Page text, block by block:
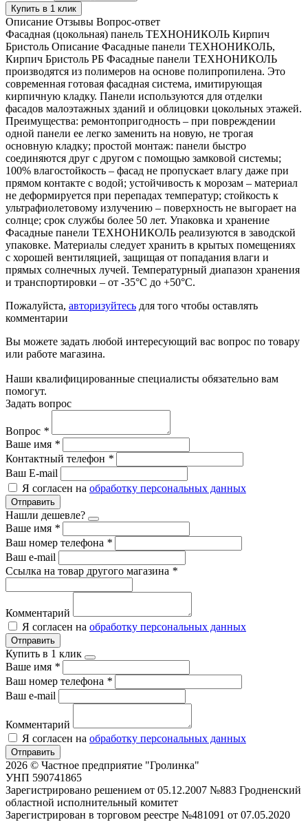
Купить в 1 клик
Описание Отзывы Вопрос-ответ
Фасадная (цокольная) панель ТЕХНОНИКОЛЬ Кирпич
Бристоль Описание Фасадные панели ТЕХНОНИКОЛЬ,
Кирпич Бристоль РБ Фасадные панели ТЕХНОНИКОЛЬ
производятся из полимеров на основе полипропилена. Это
современная готовая фасадная система, имитирующая
кирпичную кладку. Панели используются для отделки
фасадов малоэтажных зданий и облицовки цокольных этажей.
Преимущества: ремонтопригодность – при повреждении
одной панели ее легко заменить на новую, не трогая
основную кладку; простой монтаж: панели быстро
соединяются друг с другом с помощью замковой системы;
100% влагостойкость – фасад не пропускает влагу даже при
прямом контакте с водой; устойчивость к морозам – материал
не деформируется при перепадах температур; стойкость к
ультрафиолетовому излучению – поверхность не выгорает на
солнце; срок службы более 50 лет. Упаковка и хранение
Фасадные панели ТЕХНОНИКОЛЬ реализуются в заводской
упаковке. Материалы следует хранить в крытых помещениях
с хорошей вентиляцией, защищая от попадания влаги и
прямых солнечных лучей. Температурный диапазон хранения
и транспортировки – от -35°С до +50°С.
Пожалуйста, авторизуйтесь для того чтобы оставлять
комментарии
Вы можете задать любой интересующий вас вопрос по товару
или работе магазина.
Наши квалифицированные специалисты обязательно вам
помогут.
Задать вопрос
Вопрос *
Ваше имя *
Контактный телефон *
Ваш E-mail
Я согласен на обработку персональных данных
Отправить
Нашли дешевле?
Ваше имя *
Ваш номер телефона *
Ваш e-mail
Ссылка на товар другого магазина *
Комментарий
Я согласен на обработку персональных данных
Отправить
Купить в 1 клик
Ваше имя *
Ваш номер телефона *
Ваш e-mail
Комментарий
Я согласен на обработку персональных данных
Отправить
2026 © Частное предприятие "Гролинка"
УНП 590741865
Зарегистрировано решением от 05.12.2007 №883 Гродненский
областной исполнительный комитет
Зарегистрирован в торговом реестре №481091 от 07.05.2020